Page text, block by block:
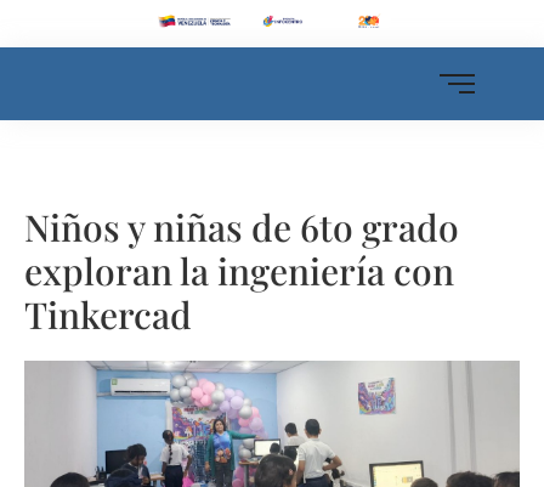
Niños y niñas de 6to grado
exploran la ingeniería con
Tinkercad